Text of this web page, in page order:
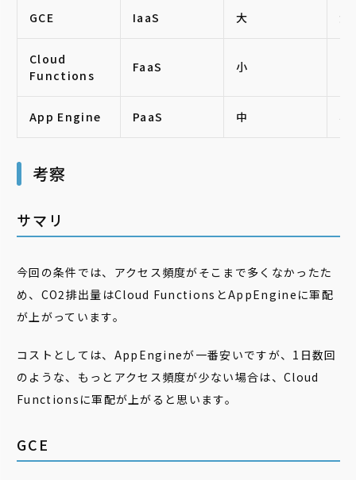
GCE IaaS 大 大
Cloud
Functions
FaaS 小
App Engine PaaS 中 小
考察
サマリ
今回の条件では、アクセス頻度がそこまで多くなかったた
め、CO2排出量はCloud FunctionsとAppEngineに軍配
が上がっています。
コストとしては、AppEngineが一番安いですが、1日数回
のような、もっとアクセス頻度が少ない場合は、Cloud
Functionsに軍配が上がると思います。
GCE